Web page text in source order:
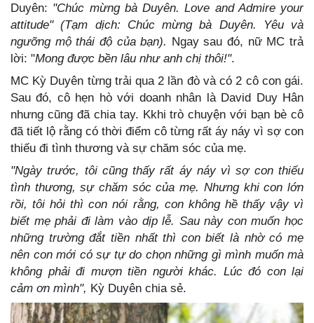
Duyên: "Chúc mừng bà Duyên. Love and Admire your
attitude" (Tạm dịch: Chúc mừng bà Duyên. Yêu và
ngưỡng mộ thái độ của bạn). Ngay sau đó, nữ MC trả
lời: "Mong được bền lâu như anh chị thôi!".
MC Kỳ Duyên từng trải qua 2 lần đò và có 2 cô con gái.
Sau đó, cô hẹn hò với doanh nhân là David Duy Hân
nhưng cũng đã chia tay. Kkhi trò chuyện với bạn bè cô
đã tiết lộ rằng có thời điểm cô từng rất áy náy vì sợ con
thiếu đi tình thương và sự chăm sóc của mẹ.
"Ngày trước, tôi cũng thấy rất áy náy vì sợ con thiếu
tình thương, sự chăm sóc của mẹ. Nhưng khi con lớn
rồi, tôi hỏi thì con nói rằng, con không hề thấy vậy vì
biết mẹ phải đi làm vào dịp lễ. Sau này con muốn học
những trường đắt tiền nhất thì con biết là nhờ có mẹ
nên con mới có sự tự do chọn những gì mình muốn mà
không phải đi mượn tiền người khác. Lúc đó con lại
cảm ơn mình", Kỳ Duyên chia sẻ.